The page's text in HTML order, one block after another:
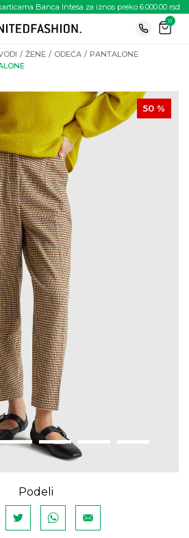
Banca Intesa za iznos preko 6.000.00 rsd
0
ŽENE ODEĆA
PANTALONE
50 %
Podeli